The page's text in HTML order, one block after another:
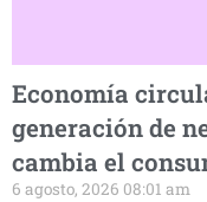
Economía
generación de
cambia el
6 agosto, 2026 08:01 am